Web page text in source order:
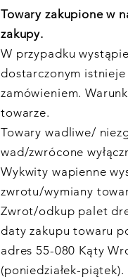
Towary zakupione w
zakupy.
W przypadku
dostarczonym
zamówieniem.
towarze.
Towary wadliwe/
wad/zwrócone
Wykwity wapienne
zwrotu/wymiany
Zwrot/odkup palet
daty zakupu towaru
adres 55-080 Kąty
(poniedziałek-